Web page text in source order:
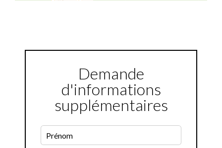
Demande
d'informations
supplémentaires